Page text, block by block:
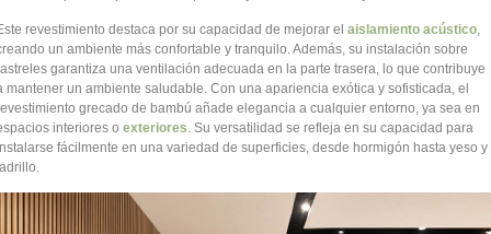
revestimiento destaca por su capacidad de mejorar el aislamiento acústico,
un ambiente más confortable y tranquilo. Además, su instalación sobre
garantiza una ventilación adecuada en la parte trasera, lo que contribuye
mantener un ambiente saludable. Con una apariencia exótica y sofisticada, el
grecado de bambú añade elegancia a cualquier entorno, ya sea en
interiores o exteriores. Su versatilidad se refleja en su capacidad para
fácilmente en una variedad de superficies, desde hormigón hasta yeso y